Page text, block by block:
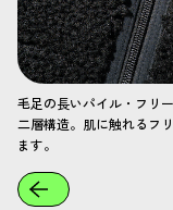
毛足の長いパイル・フリ
二層構造。肌に触れるフ
ます。